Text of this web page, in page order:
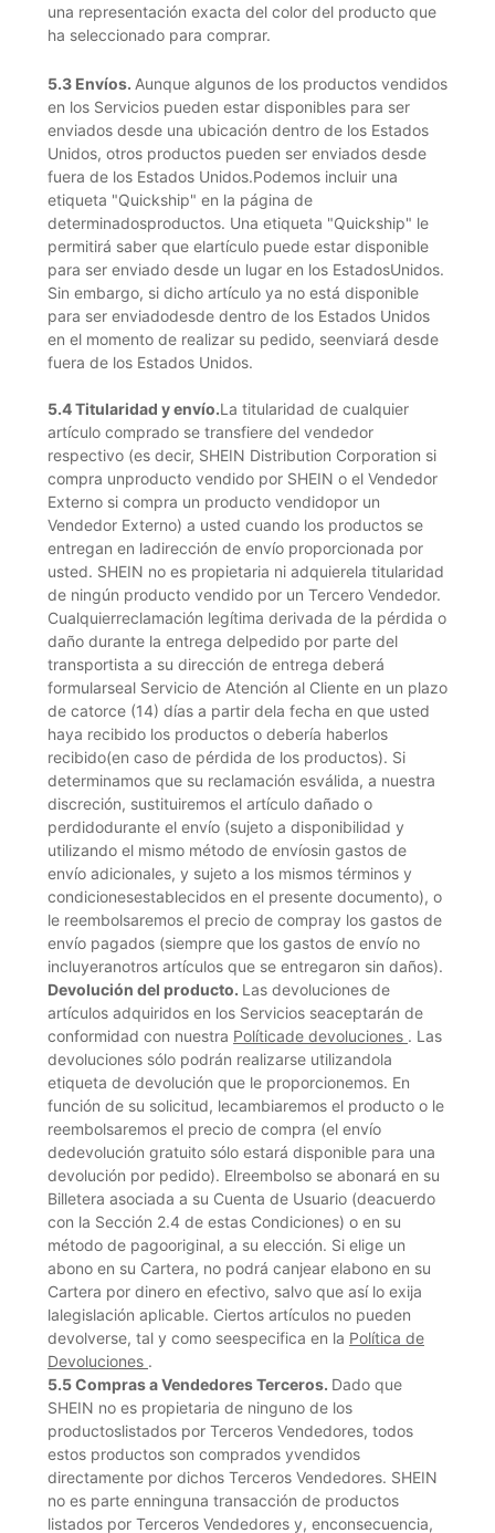
una representación exacta del color del producto que
ha seleccionado para comprar.
5.3 Envíos. Aunque algunos de los productos vendidos
en los Servicios pueden estar disponibles para ser
enviados desde una ubicación dentro de los Estados
Unidos, otros productos pueden ser enviados desde
fuera de los Estados Unidos.Podemos incluir una
etiqueta "Quickship" en la página de
determinadosproductos. Una etiqueta "Quickship" le
permitirá saber que elartículo puede estar disponible
para ser enviado desde un lugar en los EstadosUnidos.
Sin embargo, si dicho artículo ya no está disponible
para ser enviadodesde dentro de los Estados Unidos
en el momento de realizar su pedido, seenviará desde
fuera de los Estados Unidos.
5.4Titularidad y envío.La titularidad de cualquier
artículo comprado se transfiere del vendedor
respectivo (es decir, SHEIN Distribution Corporation si
compra unproducto vendido por SHEIN o el Vendedor
Externo si compra un producto vendidopor un
Vendedor Externo) a usted cuando los productos se
entregan en ladirección de envío proporcionada por
usted. SHEIN no es propietaria ni adquierela titularidad
de ningún producto vendido por un Tercero Vendedor.
Cualquierreclamación legítima derivada de la pérdida o
daño durante la entrega delpedido por parte del
transportista a su dirección de entrega deberá
formularseal Servicio de Atención al Cliente en un plazo
de catorce (14) días a partir dela fecha en que usted
haya recibido los productos o debería haberlos
recibido(en caso de pérdida de los productos). Si
determinamos que su reclamación esválida, a nuestra
discreción, sustituiremos el artículo dañado o
perdidodurante el envío (sujeto a disponibilidad y
utilizando el mismo método de envíosin gastos de
envío adicionales, y sujeto a los mismos términos y
condicionesestablecidos en el presente documento), o
le reembolsaremos el precio de compray los gastos de
envío pagados (siempre que los gastos de envío no
incluyeranotros artículos que se entregaron sin daños).
Devolución del producto. Las devoluciones de
artículos adquiridos en los Servicios seaceptarán de
conformidad con nuestra Políticade devoluciones . Las
devoluciones sólo podrán realizarse utilizandola
etiqueta de devolución que le proporcionemos. En
función de su solicitud, lecambiaremos el producto o le
reembolsaremos el precio de compra (el envío
dedevolución gratuito sólo estará disponible para una
devolución por pedido). Elreembolso se abonará en su
Billetera asociada a su Cuenta de Usuario (deacuerdo
con la Sección 2.4 de estas Condiciones) o en su
método de pagooriginal, a su elección. Si elige un
abono en su Cartera, no podrá canjear elabono en su
Cartera por dinero en efectivo, salvo que así lo exija
lalegislación aplicable. Ciertos artículos no pueden
devolverse, tal y como seespecifica en la Política de
Devoluciones .
5.5Compras a Vendedores Terceros. Dado que
SHEIN no es propietaria de ninguno de los
productoslistados por Terceros Vendedores, todos
estos productos son comprados yvendidos
directamente por dichos Terceros Vendedores. SHEIN
no es parte enninguna transacción de productos
listados por Terceros Vendedores y, enconsecuencia,